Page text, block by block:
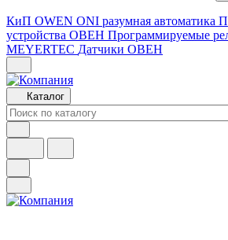
КиП OWEN ONI разумная автоматика
устройства ОВЕН Программируемые
MEYERTEC Датчики ОВЕН
Каталог